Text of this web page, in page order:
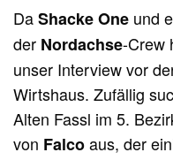
DaShacke One und
der Nordachse-Crew
unser Interview vor
Wirtshaus. Zufällig
Alten Fassl im 5.
von Falcoaus, der